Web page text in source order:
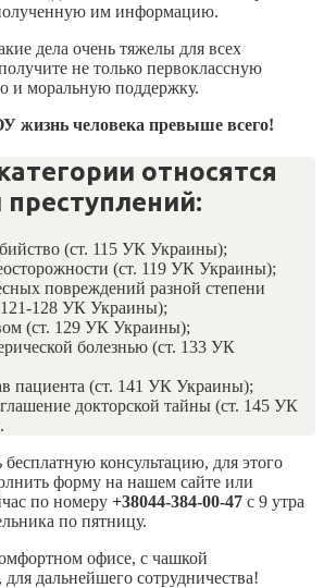
им информацию.
дела очень тяжелы для всех
не только первоклассную
и моральную поддержку.
жизнь человека превыше всего!
относятся
(ст. 115 УК Украины);
(ст. 119 УК Украины);
повреждений разной степени
121-128 УК Украины);
(ст. 129 УК Украины);
болезнью (ст. 133 УК
пациента (ст. 141 УК Украины);
докторской тайны (ст. 145 УК
консультацию, для этого
форму на нашем сайте или
по номеру +38044-384-00-47 с 9 утра
по пятницу.
офисе, с чашкой
дальнейшего сотрудничества!